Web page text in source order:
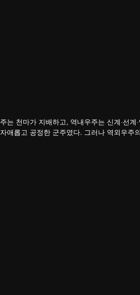
천마가 지배하고, 역내우주는 신계·선계
롭고 공정한 군주였다. 그러나 역외우주
, 나라를 빼앗겼으며, 가장 아끼던 제자
지 몰리면서 전생의 기억을 각성한다. 홍